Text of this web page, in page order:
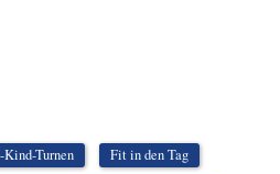
Turnen Fit in den Tag